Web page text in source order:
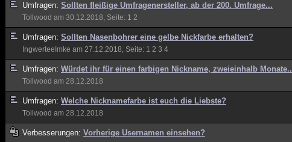
Umfragen: Sollten fleißige Umfragenersteller, ab der 200. Umfrage...
Tollwood am 30.12.2018, Seite: 1 2
Umfragen: Sollten Nasenbohrer eine gelbe Nickfarbe erhalten?
IngwerteeImke am 27.12.2018, Seite: 1 2 3 4
Umfragen: Würdet ihr für einen farbigen Nickname, zweieinhalb Monate..
Tollwood am 28.12.2018
Umfragen: Welche Nicknamefarbe ist euch die Liebste?
Tollwood am 28.12.2018
Verbesserungen: Vorherige Usernamen einsehen?